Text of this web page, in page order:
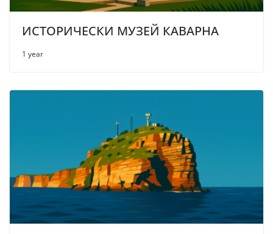
ИСТОРИЧЕСКИ МУЗЕЙ КАВАРНА
1 year